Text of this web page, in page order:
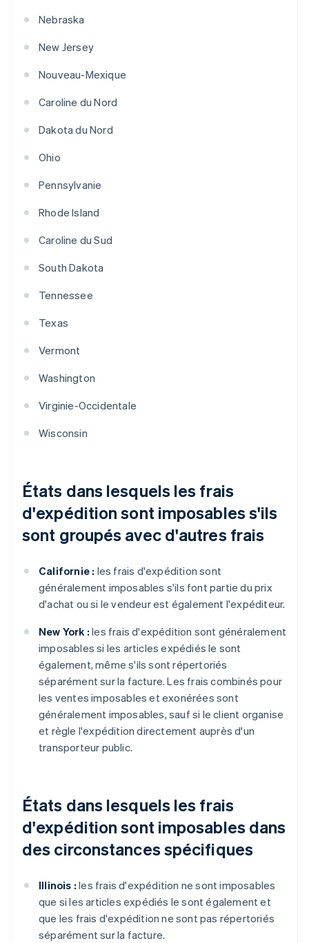
Nebraska
New Jersey
Nouveau-Mexique
Caroline du Nord
Dakota du Nord
Ohio
Pennsylvanie
Rhode Island
Caroline du Sud
South Dakota
Tennessee
Texas
Vermont
Washington
Virginie-Occidentale
Wisconsin
États dans lesquels les frais
d'expédition sont imposables s'ils
sont groupés avec d'autres frais
Californie : les frais d'expédition sont
généralement imposables s'ils font partie du prix
d'achat ou si le vendeur est également l'expéditeur.
New York : les frais d'expédition sont généralement
imposables si les articles expédiés le sont
également, même s'ils sont répertoriés
séparément sur la facture. Les frais combinés pour
les ventes imposables et exonérées sont
généralement imposables, sauf si le client organise
et règle l'expédition directement auprès d'un
transporteur public.
États dans lesquels les frais
d'expédition sont imposables dans
des circonstances spécifiques
Illinois : les frais d'expédition ne sont imposables
que si les articles expédiés le sont également et
que les frais d'expédition ne sont pas répertoriés
séparément sur la facture.